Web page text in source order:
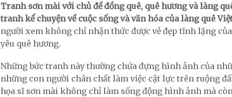
Tranh sơn mài với chủ đề đồng quê, quê hương và làng
tranh kể chuyện về cuộc sống và văn hóa của làng quê
người xem không chỉ nhận thức được vẻ đẹp tĩnh lặng
yêu quê hương.
Những bức tranh này thường chứa đựng hình ảnh của
những con người chân chất làm việc cật lực trên ruộng
họa sĩ sơn mài không chỉ làm sống động hình ảnh mà